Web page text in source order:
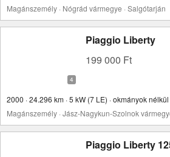
Magánszemély · Nógrád vármegye · Salgótarján
Piaggio Liberty
199 000 Ft
2000 · 24.296 km · 5 kW (7 LE) · okmányok nélkül
Magánszemély · Jász-Nagykun-Szolnok
Piaggio Liberty